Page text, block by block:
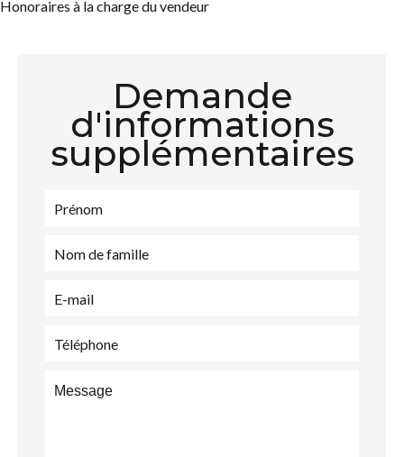
Honoraires à la charge du vendeur
Demande
d'informations
supplémentaires